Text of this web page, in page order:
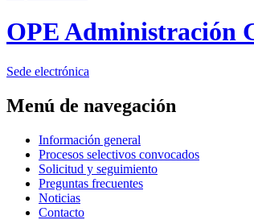
OPEAdministración
Sede electrónica
Menú de navegación
Información general
Procesos selectivos convocados
Solicitud y seguimiento
Preguntas frecuentes
Noticias
Contacto